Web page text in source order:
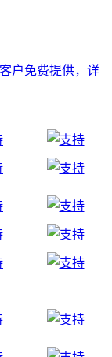
户免费提供，详